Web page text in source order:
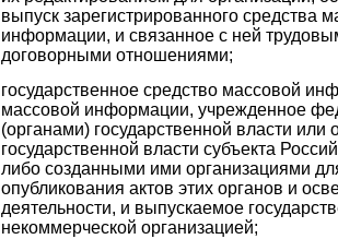
выпуск зарегистрированного средства
информации, и связанное с ней
договорными отношениями;
государственное средство массовой
массовой информации, учрежденное
(органами) государственной власти или
государственной власти субъекта
либо созданными ими организациями
опубликования актов этих органов и
деятельности, и выпускаемое
некоммерческой организацией;